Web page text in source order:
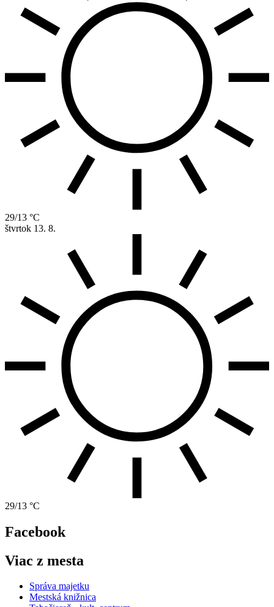
29/13 °C
štvrtok 13. 8.
29/13 °C
Facebook
Viac z mesta
Správa majetku
Mestská knižnica